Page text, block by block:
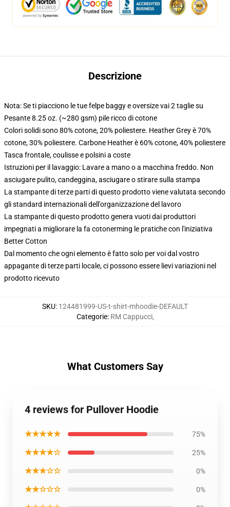
Descrizione
Nota: Se ti piacciono le tue felpe baggy e oversize vai 2 taglie su
Pesante 8.25 oz. (~280 gsm) pile ricco di cotone
Colori solidi sono 80% cotone, 20% poliestere. Heather Grey è 70%
cotone, 30% poliestere. Carbone Heather è 60% cotone, 40% poliestere
Tasca frontale, coulisse e polsini a coste
Istruzioni per il lavaggio: Lavare a mano o a macchina freddo. Non
asciugare pulito, candeggina, asciugare o stirare sulla stampa
La stampante di terze parti di questo prodotto viene valutata secondo
gli standard internazionali dell'organizzazione del lavoro
La stampante di questo prodotto genera vuoti dai produttori
impegnati a migliorare la fa cotonerming le pratiche con l'iniziativa
Better Cotton
Dal momento che ogni elemento è fatto solo per voi dal vostro
appagante di terze parti locale, ci possono essere lievi variazioni nel
prodotto ricevuto
SKU: 124481999-US-t-shirt-mhoodie-DEFAULT
Categorie: RM Cappucci,
What Customers Say
4 reviews for Pullover Hoodie
★★★★★ 75%
★★★★☆ 25%
★★★☆☆ 0%
★★☆☆☆ 0%